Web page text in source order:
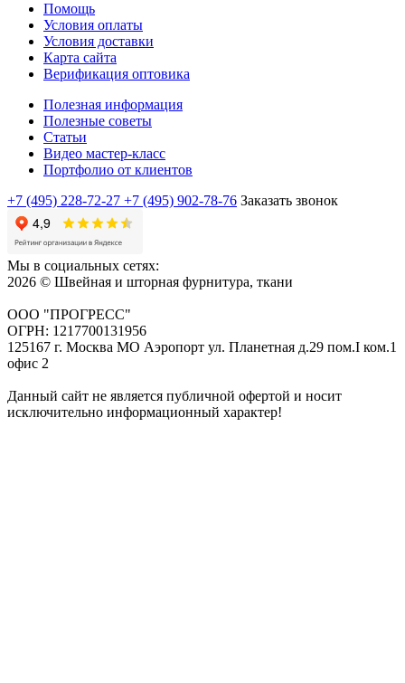
Помощь
Условия оплаты
Условия доставки
Карта сайта
Верификация оптовика
Полезная информация
Полезные советы
Статьи
Видео мастер-класс
Портфолио от клиентов
+7 (495) 228-72-27 +7 (495) 902-78-76 Заказать звонок
Мы в социальных сетях:
2026 © Швейная и шторная фурнитура, ткани
ООО "ПРОГРЕСС"
ОГРН: 1217700131956
125167 г. Москва МО Аэропорт ул. Планетная д.29 пом.I ком.1
офис 2
Данный сайт не является публичной офертой и носит
исключительно информационный характер!